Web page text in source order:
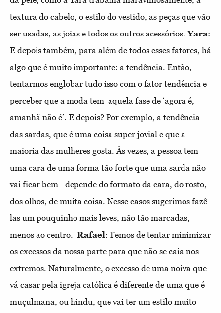
textura do cabelo, o estilo do vestido, as peças que vão
ser usadas, as joias e todos os outros acessórios.Yara:
E depois também, para além de todos esses fatores, há
algo que é muito importante: a tendência. Então,
tentarmos englobar tudo isso com o fator tendência e
perceber que a moda tem aquela fase de ‘agora é,
amanhã não é’. E depois? Por exemplo, a tendência
das sardas, que é uma coisa super jovial e que a
maioria das mulheres gosta. Às vezes, a pessoa tem
uma cara de uma forma tão forte que uma sarda não
vai ficar bem - depende do formato da cara, do rosto,
dos olhos, de muita coisa. Nesse casos sugerimos fazê-
las um pouquinho mais leves, não tão marcadas,
menos ao centro. Rafael: Temos de tentar minimizar
os excessos da nossa parte para que não se caia nos
extremos. Naturalmente, o excesso de uma noiva que
vá casar pela igreja católica é diferente de uma que é
muçulmana, ou hindu, que vai ter um estilo muito